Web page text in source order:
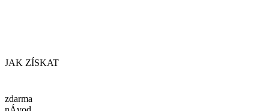
JAK ZÍSKAT
zdarma